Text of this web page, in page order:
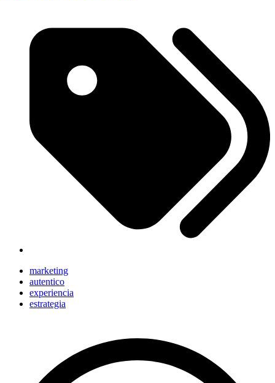
marketing
autentico
experiencia
estrategia